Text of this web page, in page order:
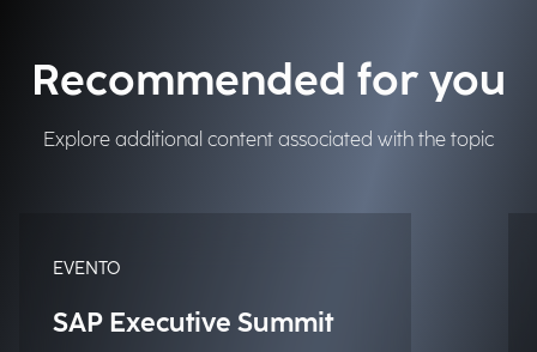
Recommended for you
Explore additional content associated with the topic
EVENTO
SAP Executive Summit